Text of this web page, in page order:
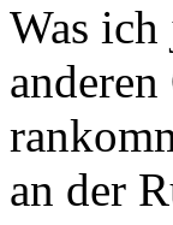
Was ich
an der